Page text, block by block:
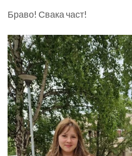
Браво! Свака част!